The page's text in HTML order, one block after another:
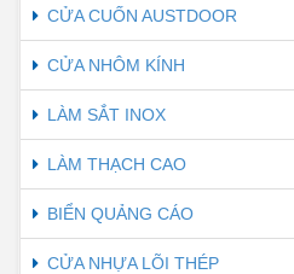
CỬA CUỐN AUSTDOOR
CỬA NHÔM KÍNH
LÀM SẮT INOX
LÀM THẠCH CAO
BIỂN QUẢNG CÁO
CỬA NHỰA LÕI THÉP